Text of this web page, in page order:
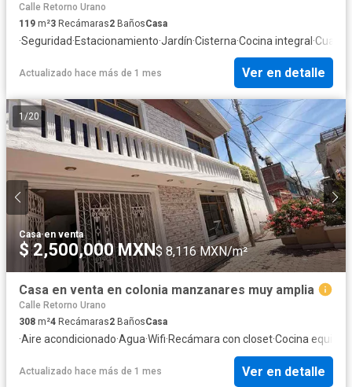
Calle Retorno Urano
119 m²3 Recámaras2 BañosCasa
·Seguridad·Estacionamiento·Jardín·Cisterna·Cocina integral ·Cuarto
Actualizado hace más de 1 mes Ver en detalle
1/20
Casa·en venta
$ 2,500,000 MXN$ 8,116 MXN/m²
Casa en venta en colonia manzanares muy amplia
Calle Retorno Urano
308 m²4 Recámaras2 BañosCasa
·Aire acondicionado·Agua·Wifi·Recámara con closet·Cocina
Actualizado hace más de 1 mes Ver en detalle